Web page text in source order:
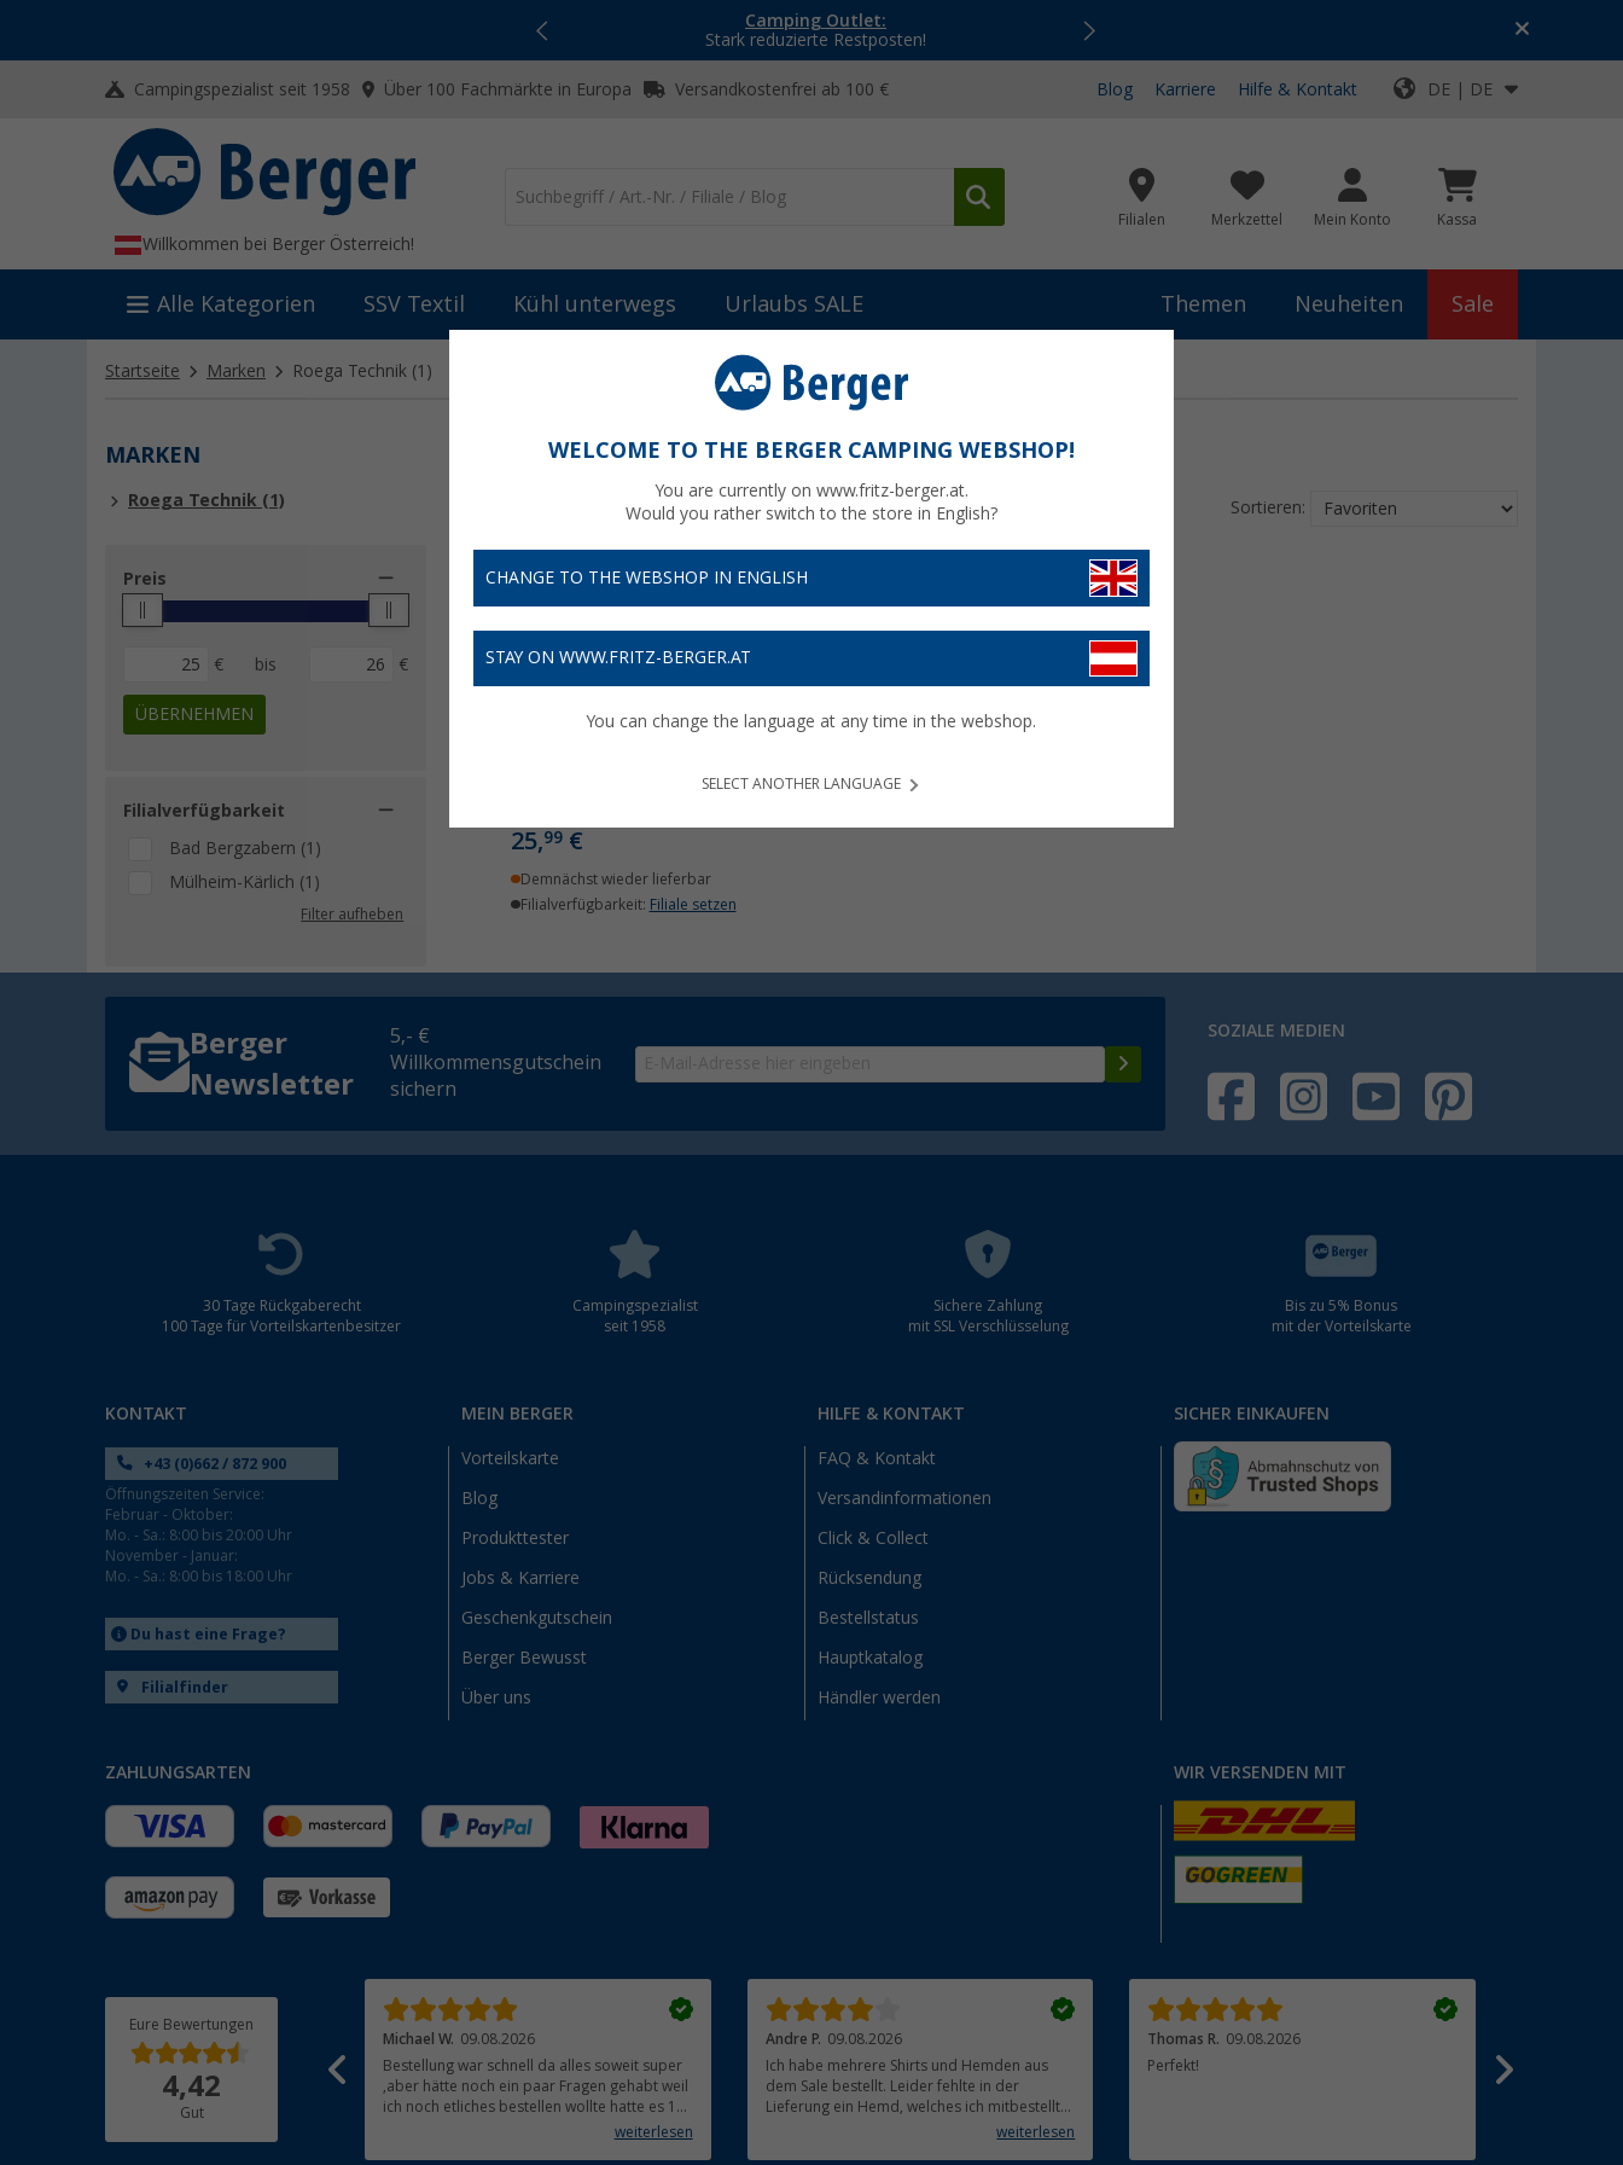
Camping Outlet:
Stark reduzierte Restposten!
Top-Deals für dein Abenteuer!
Campingspezialist seit 1958 Über 100 Fachmärkte in Europa Versandkostenfrei ab 100 € Blog Karriere Hilfe & Kontakt DE | DE
Willkommen bei Berger Österreich!
Filialen Merkzettel Mein Konto Kassa
Alle Kategorien SSV Textil Kühl unterwegs Urlaubs SALE Themen Neuheiten Sale
Startseite Marken Roega Technik (1)
MARKEN
Roega Technik (1)
Preis
€ bis €
ÜBERNEHMEN
Filialverfügbarkeit
Bad Bergzabern (1)
Mülheim-Kärlich (1)
Filter aufheben
ROEGA TECHNIK
Sortieren:
V für Engel Kühlbox MT35F /
25,99 €
Demnächst wieder lieferbar
Filialverfügbarkeit: Filiale setzen
Berger
Newsletter
5,- €
Willkommensgutschein
sichern
SOZIALE MEDIEN
30 Tage Rückgaberecht
100 Tage für Vorteilskartenbesitzer
Campingspezialist
seit 1958
Sichere Zahlung
mit SSL Verschlüsselung
Bis zu 5% Bonus
mit der Vorteilskarte
KONTAKT
+43 (0)662 / 872 900
Öffnungszeiten Service:
Februar - Oktober:
Mo. - Sa.: 8:00 bis 20:00 Uhr
November - Januar:
Mo. - Sa.: 8:00 bis 18:00 Uhr
Du hast eine Frage?
Filialfinder
MEIN BERGER
Vorteilskarte
Blog
Produkttester
Jobs & Karriere
Geschenkgutschein
Berger Bewusst
Über uns
HILFE & KONTAKT
FAQ & Kontakt
Versandinformationen
Click & Collect
Rücksendung
Bestellstatus
Hauptkatalog
Händler werden
SICHER EINKAUFEN
ZAHLUNGSARTEN WIR VERSENDEN MIT
Eure Bewertungen
4,42
Gut
08.08.2026
Michael W. 09.08.2026
Bestellung war schnell da alles soweit super
,aber hätte noch ein paar Fragen gehabt weil
ich noch etliches bestellen wollte hatte es 10
mal Telefonisch probiert nichts Ansage und
weiterlesen
Andre P. 09.08.2026
Ich habe mehrere Shirts und Hemden aus
dem Sale bestellt. Leider fehlte in der
Lieferung ein Hemd, welches ich mitbestellt
hatte. Auf der Rechnung ist es auch nicht
weiterlesen
Thomas R. 09.08.2026
Perfekt!
WELCOME TO THE BERGER CAMPING WEBSHOP!
You are currently on www.fritz-berger.at.
Would you rather switch to the store in English?
CHANGE TO THE WEBSHOP IN ENGLISH
STAY ON WWW.FRITZ-BERGER.AT
You can change the language at any time in the webshop.
SELECT ANOTHER LANGUAGE